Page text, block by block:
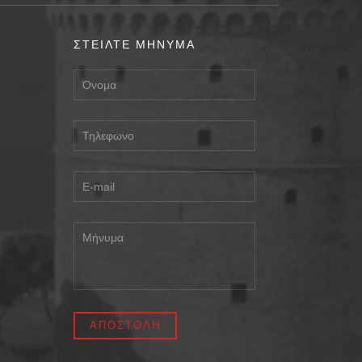
ΣΤΕΙΛΤΕ ΜΗΝΥΜΑ